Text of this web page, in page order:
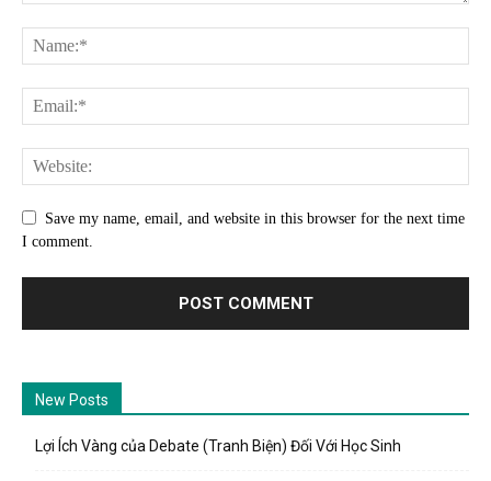
Save my name, email, and website in this browser for the next time
I comment.
New Posts
Lợi Ích Vàng của Debate (Tranh Biện) Đối Với Học Sinh